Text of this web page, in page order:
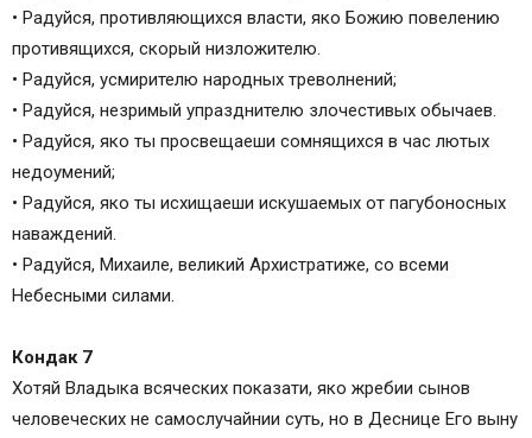
• Радуйся, противляющихся власти, яко Божию повелению
противящихся, скорый низложителю.
• Радуйся, усмирителю народных треволнений;
• Радуйся, незримый упразднителю злочестивых обычаев.
• Радуйся, яко ты просвещаеши сомнящихся в час лютых
недоумений;
• Радуйся, яко ты исхищаеши искушаемых от пагубоносных
наваждений.
• Радуйся, Михаиле, великий Архистратиже, со всеми
Небесными силами.
Кондак 7
Хотяй Владыка всяческих показати, яко жребии сынов
человеческих не самослучайнии суть, но в Деснице Его выну